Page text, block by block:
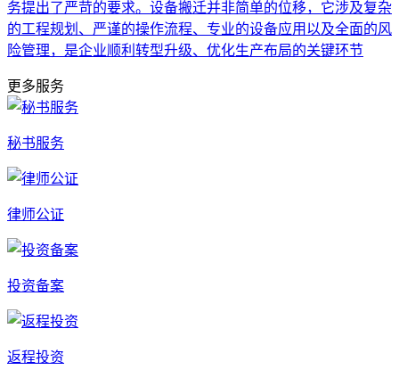
务提出了严苛的要求。设备搬迁并非简单的位移，它涉及复杂
的工程规划、严谨的操作流程、专业的设备应用以及全面的风
险管理，是企业顺利转型升级、优化生产布局的关键环节
更多服务
秘书服务
律师公证
投资备案
返程投资